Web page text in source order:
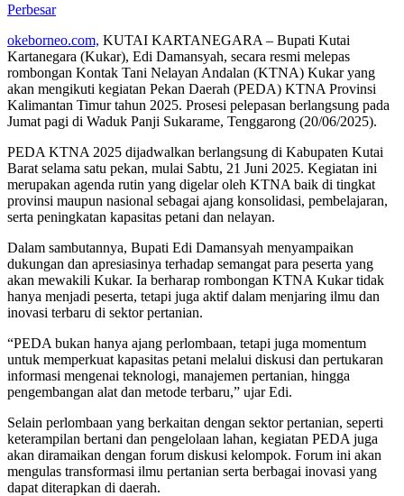
Perbesar
okeborneo.com, KUTAI KARTANEGARA – Bupati Kutai
Kartanegara (Kukar), Edi Damansyah, secara resmi melepas
rombongan Kontak Tani Nelayan Andalan (KTNA) Kukar yang
akan mengikuti kegiatan Pekan Daerah (PEDA) KTNA Provinsi
Kalimantan Timur tahun 2025. Prosesi pelepasan berlangsung pada
Jumat pagi di Waduk Panji Sukarame, Tenggarong (20/06/2025).
PEDA KTNA 2025 dijadwalkan berlangsung di Kabupaten Kutai
Barat selama satu pekan, mulai Sabtu, 21 Juni 2025. Kegiatan ini
merupakan agenda rutin yang digelar oleh KTNA baik di tingkat
provinsi maupun nasional sebagai ajang konsolidasi, pembelajaran,
serta peningkatan kapasitas petani dan nelayan.
Dalam sambutannya, Bupati Edi Damansyah menyampaikan
dukungan dan apresiasinya terhadap semangat para peserta yang
akan mewakili Kukar. Ia berharap rombongan KTNA Kukar tidak
hanya menjadi peserta, tetapi juga aktif dalam menjaring ilmu dan
inovasi terbaru di sektor pertanian.
“PEDA bukan hanya ajang perlombaan, tetapi juga momentum
untuk memperkuat kapasitas petani melalui diskusi dan pertukaran
informasi mengenai teknologi, manajemen pertanian, hingga
pengembangan alat dan metode terbaru,” ujar Edi.
Selain perlombaan yang berkaitan dengan sektor pertanian, seperti
keterampilan bertani dan pengelolaan lahan, kegiatan PEDA juga
akan diramaikan dengan forum diskusi kelompok. Forum ini akan
mengulas transformasi ilmu pertanian serta berbagai inovasi yang
dapat diterapkan di daerah.